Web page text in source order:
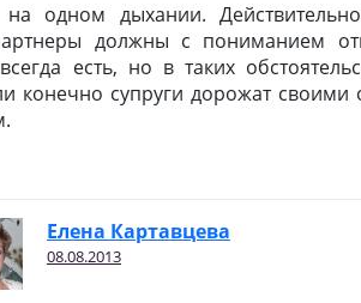
на одном дыхании.
должны с пониманием
есть, но в таких
конечно супруги дорожат
Елена Картавцева
08.08.2013